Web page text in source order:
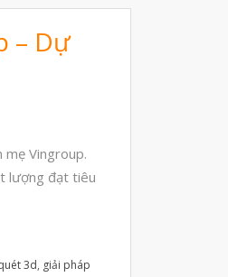
Máy In 3D FDM Để Bàn & Công
Bio Printer – In 3D Sinh Học Ứng
Phân Tích Lực & Mô Phỏng
3D_Altair
Dịch Vụ In 3D
– Dự
Vingroup.
lượng đạt tiêu
3d, giải pháp